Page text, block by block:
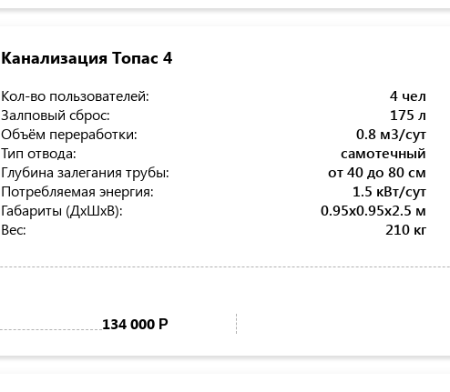
Канализация Топас 4
Кол-во пользователей:
4 чел
Залповый сброс:
175 л
Объём переработки:
0.8 м3/сут
Тип отвода:
самотечный
Глубина залегания трубы:
от 40 до 80 см
Потребляемая энергия:
1.5 кВт/сут
Габариты (ДхШхВ):
0.95x0.95x2.5 м
Вес:
210 кг
134 000 Р